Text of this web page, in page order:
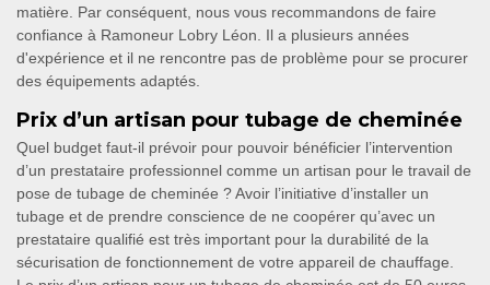
matière. Par conséquent, nous vous recommandons de faire
confiance à Ramoneur Lobry Léon. Il a plusieurs années
d'expérience et il ne rencontre pas de problème pour se procurer
des équipements adaptés.
Prix d’un artisan pour tubage de cheminée
Quel budget faut-il prévoir pour pouvoir bénéficier l’intervention
d’un prestataire professionnel comme un artisan pour le travail de
pose de tubage de cheminée ? Avoir l’initiative d’installer un
tubage et de prendre conscience de ne coopérer qu’avec un
prestataire qualifié est très important pour la durabilité de la
sécurisation de fonctionnement de votre appareil de chauffage.